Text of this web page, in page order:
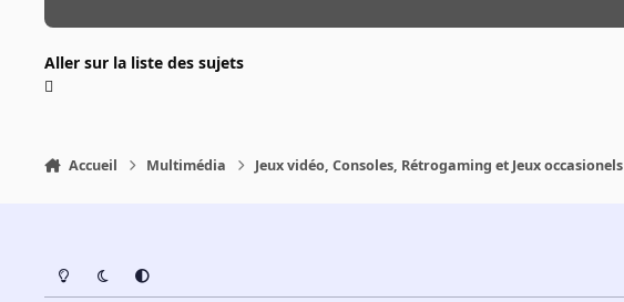
Aller sur la liste des sujets
Accueil Multimédia Jeux vidéo, Consoles, Rétrogaming et Jeux occasionels
Light ModeDark ModeSystem Preference